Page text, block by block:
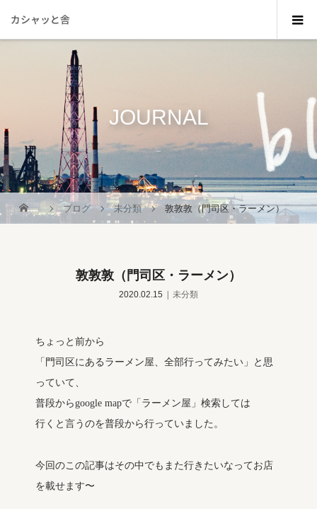
カシャッと舎
JOURNAL
_
ブログ 未分類 敦敦敦（門司区・ラーメン）
敦敦敦（門司区・ラーメン）
2020.02.15 未分類
ちょっと前から
「門司区にあるラーメン屋、全部行ってみたい」と思
っていて、
普段からgoogle mapで「ラーメン屋」検索しては
行くと言うのを普段から行っていました。
今回のこの記事はその中でもまた行きたいなってお店
を載せます〜